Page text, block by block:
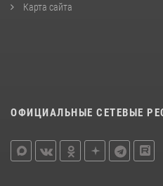
Карта сайта
ОФИЦИАЛЬНЫЕ СЕТЕВЫЕ